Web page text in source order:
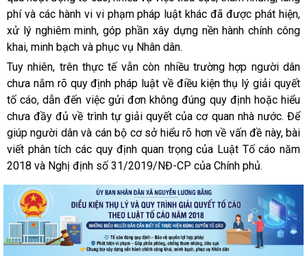
phí và các hành vi vi phạm pháp luật khác đã được phát hiện,
xử lý nghiêm minh, góp phần xây dựng nền hành chính công
khai, minh bạch và phục vụ Nhân dân.
Tuy nhiên, trên thực tế vẫn còn nhiều trường hợp người dân
chưa nắm rõ quy định pháp luật về điều kiện thụ lý giải quyết
tố cáo, dẫn đến việc gửi đơn không đúng quy định hoặc hiểu
chưa đầy đủ về trình tự giải quyết của cơ quan nhà nước. Để
giúp người dân và cán bộ cơ sở hiểu rõ hơn về vấn đề này, bài
viết phân tích các quy định quan trọng của Luật Tố cáo năm
2018 và Nghị định số 31/2019/NĐ-CP của Chính phủ.